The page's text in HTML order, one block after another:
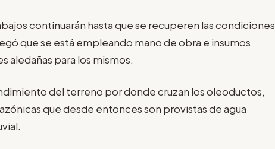
continuarán hasta que se recuperen las condiciones
que se está empleando mano de obra e insumos
aledañas para los mismos.
del terreno por donde cruzan los oleoductos,
que desde entonces son provistas de agua